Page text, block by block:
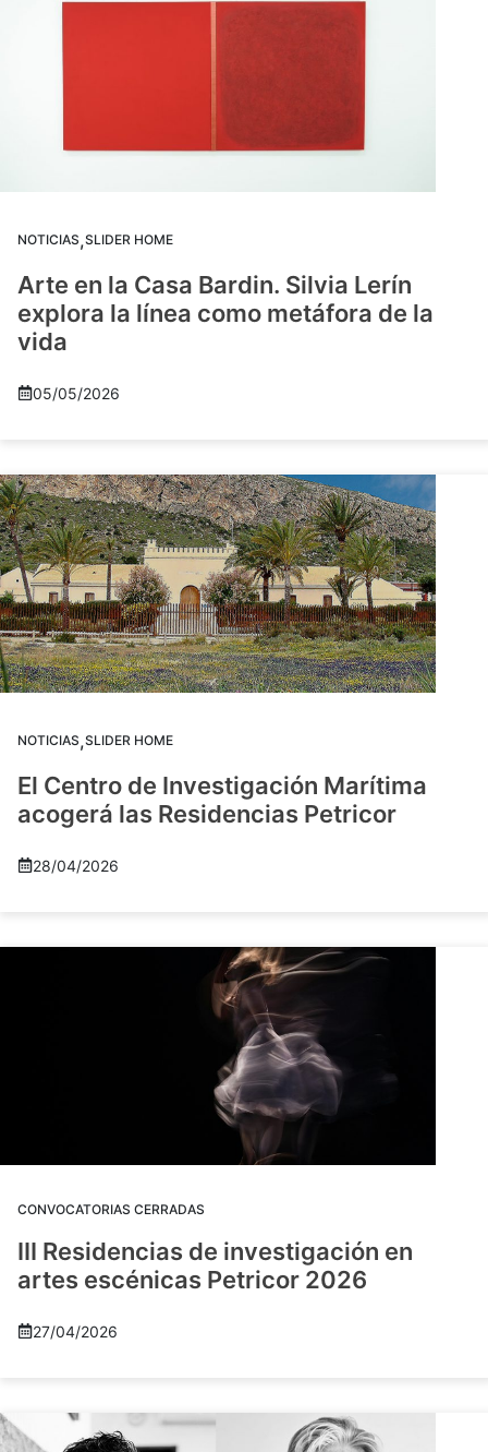
NOTICIAS,SLIDER HOME
Arte en la Casa Bardin. Silvia Lerín
explora la línea como metáfora de la
vida
05/05/2026
NOTICIAS,SLIDER HOME
El Centro de Investigación Marítima
acogerá las Residencias Petricor
28/04/2026
CONVOCATORIAS CERRADAS
III Residencias de investigación en
artes escénicas Petricor 2026
27/04/2026